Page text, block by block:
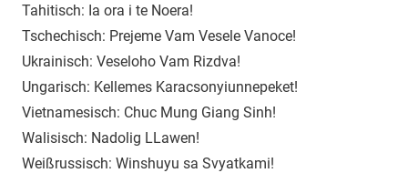
Tahitisch: Ia ora i te Noera!
Tschechisch: Prejeme Vam Vesele Vanoce!
Ukrainisch: Veseloho Vam Rizdva!
Ungarisch: Kellemes Karacsonyiunnepeket!
Vietnamesisch: Chuc Mung Giang Sinh!
Walisisch: Nadolig LLawen!
Weißrussisch: Winshuyu sa Svyatkami!